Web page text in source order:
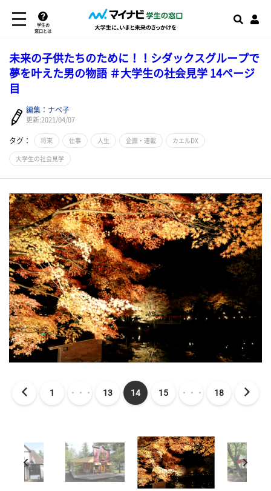
学生の
窓口とは
未来の子供たちのために！！シダックスグループで
夢を叶えた男の物語 ＃大学生の社会見学 14ページ
目
編集：ナベ子
更新:2021/04/07
タグ： 将来 仕事 人生 企画・連載 カエルDX
大学生の社会見学
1 ・・・ 13 14 15 ・・・ 18